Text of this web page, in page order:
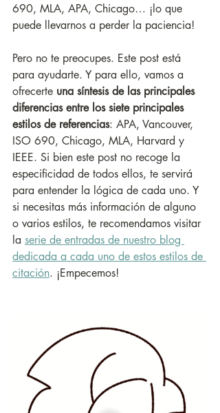
690, MLA, APA, Chicago… ¡lo que
puede llevarnos a perder la paciencia!
Pero no te preocupes. Este post está
para ayudarte. Y para ello, vamos a
ofrecerte una síntesis de las principales
diferencias entre los siete principales
estilos de referencias: APA, Vancouver,
ISO 690, Chicago, MLA, Harvard y
IEEE. Si bien este post no recoge la
especificidad de todos ellos, te servirá
para entender la lógica de cada uno. Y
si necesitas más información de alguno
o varios estilos, te recomendamos visitar
la serie de entradas de nuestro blog
dedicada a cada uno de estos estilos de
citación. ¡Empecemos!